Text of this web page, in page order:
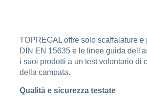
TOPREGAL offre solo scaffalature
DIN EN 15635 e le linee guida
i suoi prodotti a un test volontario di
della campata.
Qualità e sicurezza testate